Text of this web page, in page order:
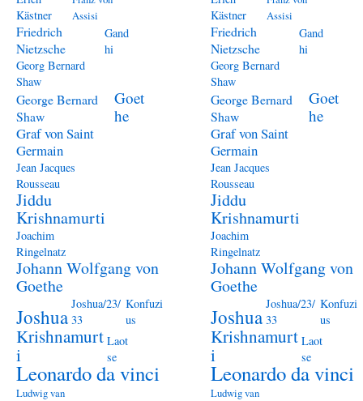
Kästner
Assisi
Friedrich
Nietzsche
Gand
hi
Georg Bernard
Shaw
George Bernard
Shaw
Goet
he
Graf von Saint
Germain
Jean Jacques
Rousseau
Jiddu
Krishnamurti
Joachim
Ringelnatz
Johann Wolfgang von
Goethe
Joshua
Joshua/23/
33
Konfuzi
us
Krishnamurt
i
Laot
se
Leonardo da vinci
Ludwig van
Kästner
Assisi
Friedrich
Nietzsche
Gand
hi
Georg Bernard
Shaw
George Bernard
Shaw
Goet
he
Graf von Saint
Germain
Jean Jacques
Rousseau
Jiddu
Krishnamurti
Joachim
Ringelnatz
Johann Wolfgang von
Goethe
Joshua
Joshua/23/
33
Konfuzi
us
Krishnamurt
i
Laot
se
Leonardo da vinci
Ludwig van